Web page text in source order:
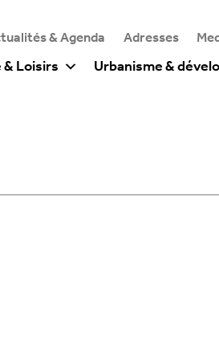
& Agenda Adresses
Loisirs Urbanisme &